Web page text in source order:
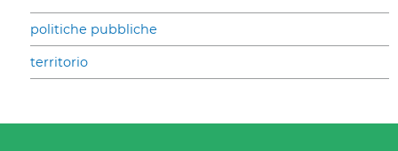
politiche pubbliche
territorio